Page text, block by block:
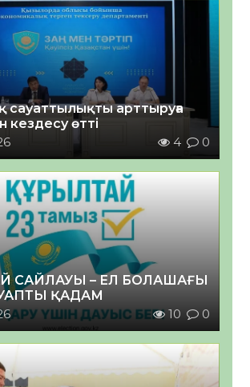
арттыруға
кездесу өтті
4 0
САЙЛАУЫ – ЕЛ БОЛАШАҒЫ
ҚАДАМ
10 0